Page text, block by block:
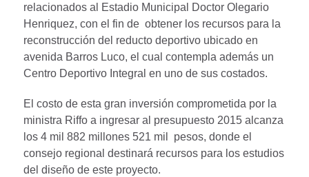
relacionados al Estadio Municipal Doctor Olegario
Henriquez, con el fin de obtener los recursos para la
reconstrucción del reducto deportivo ubicado en
avenida Barros Luco, el cual contempla además un
Centro Deportivo Integral en uno de sus costados.
El costo de esta gran inversión comprometida por la
ministra Riffo a ingresar al presupuesto 2015 alcanza
los 4 mil 882 millones 521 mil pesos, donde el
consejo regional destinará recursos para los estudios
del diseño de este proyecto.